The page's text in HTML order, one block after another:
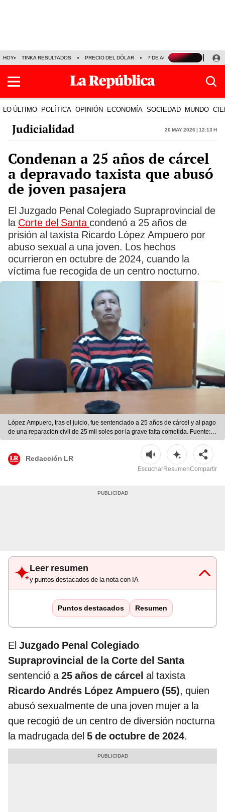
HOY TINKA RESULTADOS PRECIO DEL DÓLAR 7 DE AGOSTO OLLANTA
LO ÚLTIMO POLÍTICA OPINIÓN ECONOMÍA SOCIEDAD MUNDO
Judicialidad 20 May 2026 | 12:13 h
Condenan a 25 años de cárcel
a depravado taxista que abusó
de joven pasajera
El Juzgado Penal Colegiado Supraprovincial de
la Corte del Santacondenó a 25 años de
prisión al taxista Ricardo López Ampuero por
abuso sexual a una joven. Los hechos
ocurrieron en octubre de 2024, cuando la
víctima fue recogida de un centro nocturno.
López Ampuero, tras el juicio, fue sentenciado a 25 años de cárcel y al pago
de una reparación civil de 25 mil soles por la grave falta cometida. Fuente:
difusión.
Redacción LR
EscucharResumenCompartir
Leer resumen
y puntos destacados de la nota con IA
Puntos destacados Resumen
El Juzgado Penal Colegiado
Supraprovincial de la Corte del Santa
sentenció a25 años de cárcel al taxista
Ricardo Andrés López Ampuero (55), quien
abusó sexualmente de una joven mujer a la
que recogió de un centro de diversión nocturna
la madrugada del 5 de octubre de 2024.